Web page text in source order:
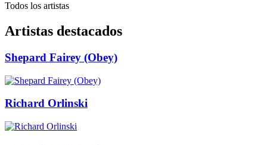
Todos los artistas
Artistas destacados
Shepard Fairey (Obey)
Richard Orlinski